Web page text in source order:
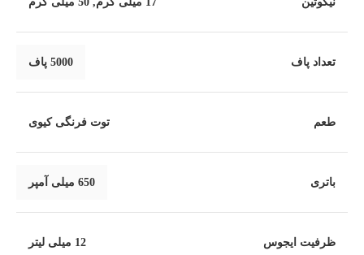
تعداد پاف 5000 پاف
طعم توت فرنگی کیوی
باتری 650 میلی آمپر
ظرفیت ایجوس 12 میلی لیتر